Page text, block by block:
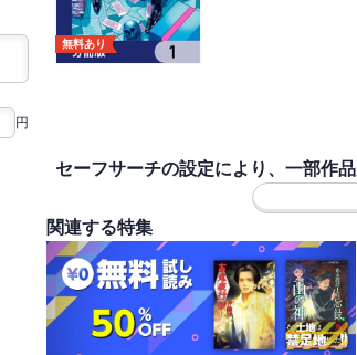
円
無料あり
セーフサーチの設定により、一部作
関連する特集